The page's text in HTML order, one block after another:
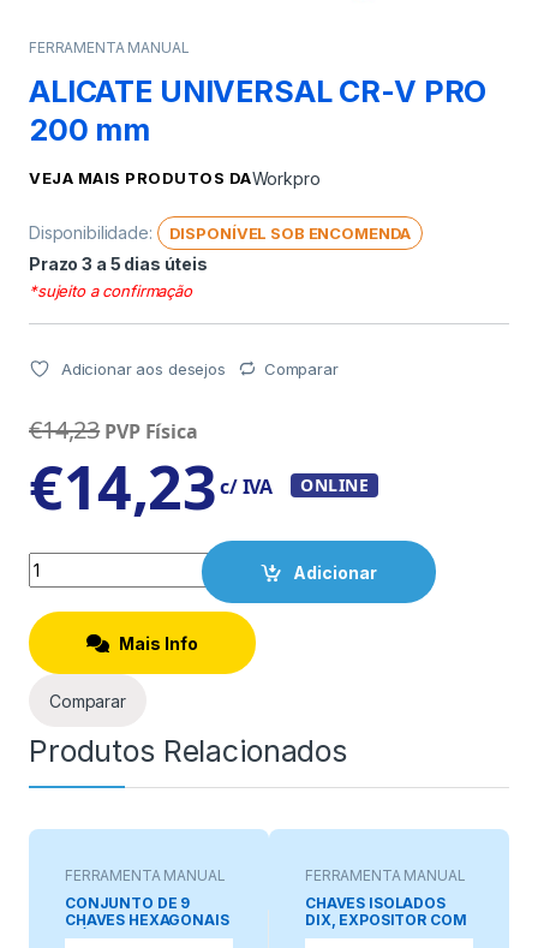
FERRAMENTA MANUAL
ALICATE UNIVERSAL CR-V PRO
200 mm
VEJA MAIS PRODUTOS DAWorkpro
Disponibilidade: DISPONÍVEL SOB ENCOMENDA
Prazo 3 a 5 dias úteis
*sujeito a confirmação
Adicionar aos desejos Comparar
€14,23 PVP Física
€14,23c/ IVA ONLINE
Quantity
Adicionar
Mais Info
Comparar
Produtos Relacionados
FERRAMENTA MANUAL
CONJUNTO DE 9
CHAVES HEXAGONAIS
MÉTRICAS
FERRAMENTA MANUAL
CHAVES ISOLADOS
DIX, EXPOSITOR COM
10 unidades